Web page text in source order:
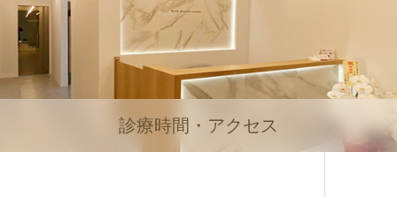
診療時間・アクセス